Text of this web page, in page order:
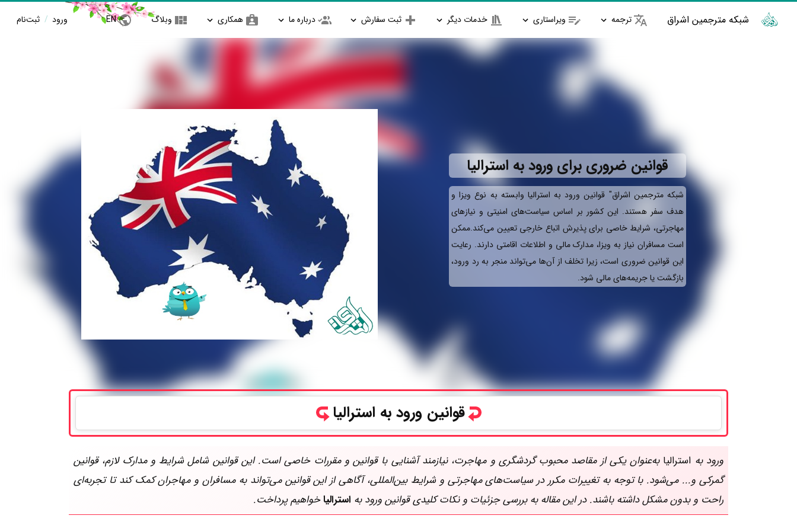
شبکه مترجمین اشراق ترجمه ویراستاری خدمات دیگر ثبت سفارش درباره ما همکاری وبلاگ EN ورود / ثبت‌نام
قوانین ضروری برای ورود به استرالیا
شبکه مترجمین اشراق" قوانین ورود به استرالیا وابسته به نوع ویزا و
هدف سفر هستند. این کشور بر اساس سیاست‌های امنیتی و نیازهای
مهاجرتی، شرایط خاصی برای پذیرش اتباع خارجی تعیین می‌کند.ممکن
است مسافران نیاز به ویزا، مدارک مالی و اطلاعات اقامتی دارند. رعایت
این قوانین ضروری است، زیرا تخلف از آن‌ها می‌تواند منجر به رد ورود،
بازگشت یا جریمه‌های مالی شود.
قوانین ورود به استرالیا
ورود به استرالیا به‌عنوان یکی از مقاصد محبوب گردشگری و مهاجرت، نیازمند آشنایی با قوانین و مقررات خاصی است. این قوانین شامل شرایط و مدارک لازم، قوانین
گمرکی و... می‌شود. با توجه به تغییرات مکرر در سیاست‌های مهاجرتی و شرایط بین‌المللی، آگاهی از این قوانین می‌تواند به مسافران و مهاجران کمک کند تا تجربه‌ای
راحت و بدون مشکل داشته باشند. در این مقاله به بررسی جزئیات و نکات کلیدی قوانین ورود به استرالیاخواهیم پرداخت.